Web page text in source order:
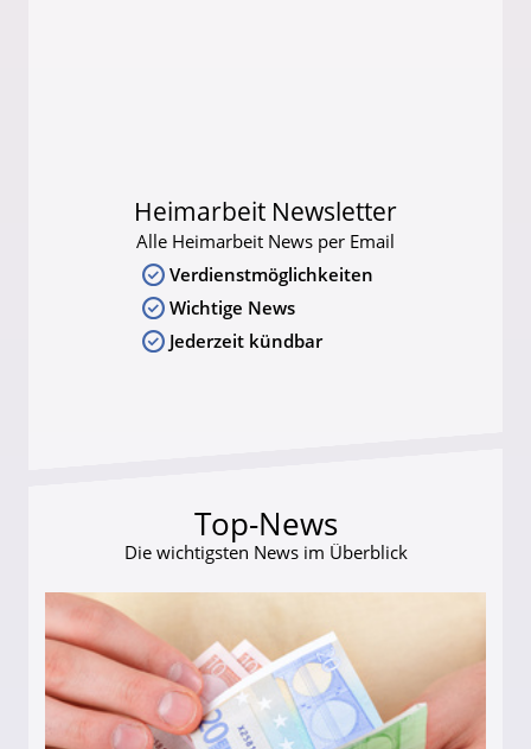
Heimarbeit Newsletter
Alle Heimarbeit News per Email
Verdienstmöglichkeiten
Wichtige News
Jederzeit kündbar
Top-News
Die wichtigsten News im Überblick